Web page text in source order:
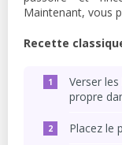
Maintenant, vous
Recette
Verser
propre
Placez le